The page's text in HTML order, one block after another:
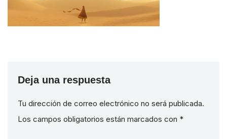
Deja una respuesta
Tu dirección de correo electrónico no será publicada.
Los campos obligatorios están marcados con *